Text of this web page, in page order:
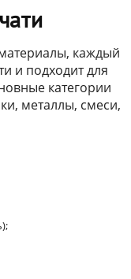
каждый
и подходит для
категории
металлы, смеси,